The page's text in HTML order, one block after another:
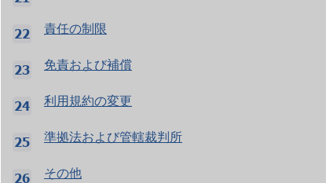
責任の制限
免責および補償
利用規約の変更
準拠法および管轄裁判所
その他